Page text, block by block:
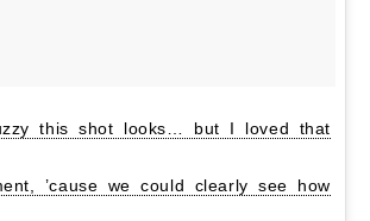
this shot looks… but I loved that
’cause we could clearly see how